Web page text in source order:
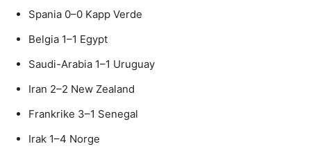
Spania 0–0 Kapp Verde
Belgia 1–1 Egypt
Saudi-Arabia 1–1 Uruguay
Iran 2–2 New Zealand
Frankrike 3–1 Senegal
Irak 1–4 Norge